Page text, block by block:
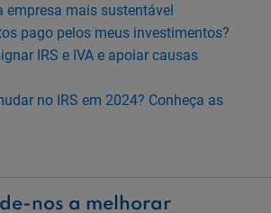
empresa mais sustentável
pago pelos meus investimentos?
IRS e IVA e apoiar causas
no IRS em 2024? Conheça as